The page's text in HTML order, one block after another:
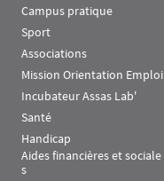
Campus pratique
Sport
Associations
Mission Orientation Emploi
Incubateur Assas Lab'
Santé
Handicap
Aides financières et sociale
s